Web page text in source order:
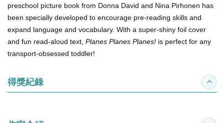
preschool picture book from Donna David and Nina Pirhonen has
been specially developed to encourage pre-reading skills and
expand language and vocabulary. With a super-shiny foil cover
and fun read-aloud text, Planes Planes Planes! is perfect for any
transport-obsessed toddler!
得獎紀錄 收合